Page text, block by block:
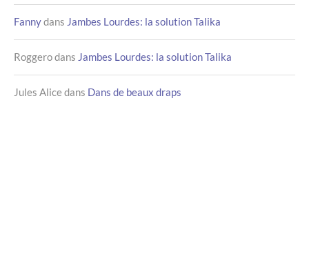
Fannydans Jambes Lourdes: la solution Talika
Roggerodans Jambes Lourdes: la solution Talika
Jules Alicedans Dans de beaux draps